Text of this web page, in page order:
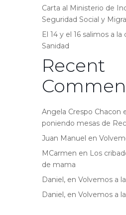
Carta al Ministerio de
Seguridad Social y
El 14 y el 16 salimos a la
Sanidad
Recent
Angela Crespo Chacon
poniendo mesas de
Juan Manuel en
MCarmen en Los
de mama
Daniel, en Volvemos a
Daniel, en Volvemos a